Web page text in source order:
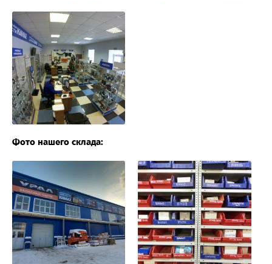
Фото нашего склада: